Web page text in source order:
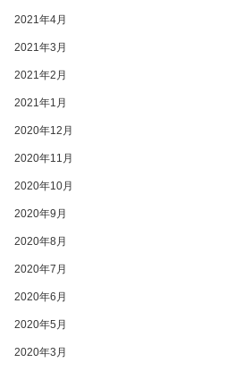
2021年4月
2021年3月
2021年2月
2021年1月
2020年12月
2020年11月
2020年10月
2020年9月
2020年8月
2020年7月
2020年6月
2020年5月
2020年3月